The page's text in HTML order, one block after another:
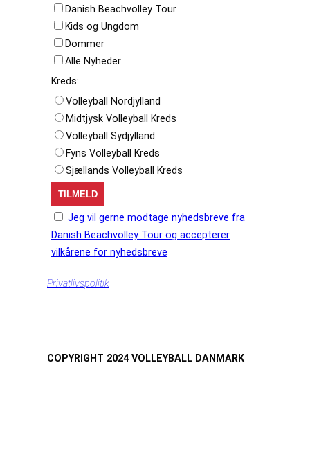
Danish Beachvolley Tour
Kids og Ungdom
Dommer
Alle Nyheder
Kreds:
Volleyball Nordjylland
Midtjysk Volleyball Kreds
Volleyball Sydjylland
Fyns Volleyball Kreds
Sjællands Volleyball Kreds
Jeg vil gerne modtage nyhedsbreve fra
Danish Beachvolley Tour og accepterer
vilkårene for nyhedsbreve
Privatlivspolitik
COPYRIGHT 2024 VOLLEYBALL DANMARK